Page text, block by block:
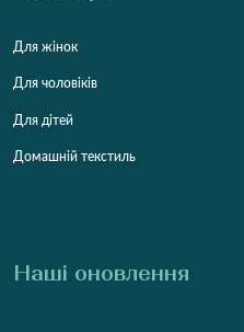
Для жінок
Для чоловіків
Для дітей
Домашній текстиль
Наші оновлення